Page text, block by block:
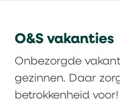
O&S vakanties
Onbezorgde
gezinnen. Daar
betrokkenheid voor!